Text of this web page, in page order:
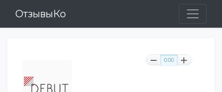
ОтзывыКо
0.00